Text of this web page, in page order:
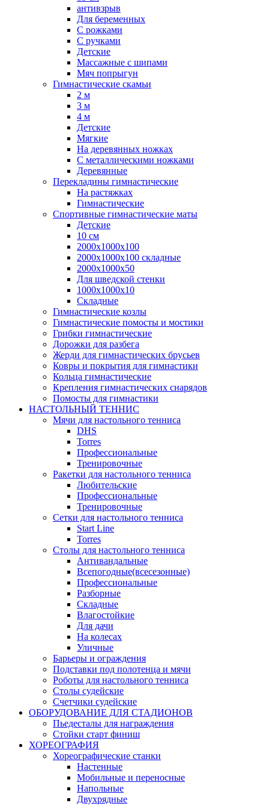
антивзрыв
Для беременных
С рожками
С ручками
Детские
Массажные с шипами
Мяч попрыгун
Гимнастические скамьи
2 м
3 м
4 м
Детские
Мягкие
На деревянных ножках
С металлическими ножками
Деревянные
Перекладины гимнастические
На растяжках
Гимнастические
Спортивные гимнастические маты
Детские
10 см
2000х1000х100
2000х1000х100 складные
2000х1000х50
Для шведской стенки
1000х1000х10
Складные
Гимнастические козлы
Гимнастические помосты и мостики
Грибки гимнастические
Дорожки для разбега
Жерди для гимнастических брусьев
Ковры и покрытия для гимнастики
Кольца гимнастические
Крепления гимнастических снарядов
Помосты для гимнастики
НАСТОЛЬНЫЙ ТЕННИС
Мячи для настольного тенниса
DHS
Torres
Профессиональные
Тренировочные
Ракетки для настольного тенниса
Любительские
Профессиональные
Тренировочные
Сетки для настольного тенниса
Start Line
Torres
Столы для настольного тенниса
Антивандальные
Всепогодные(всесезонные)
Профессиональные
Разборные
Складные
Влагостойкие
Для дачи
На колесах
Уличные
Барьеры и ограждения
Подставки под полотенца и мячи
Роботы для настольного тенниса
Столы судейские
Счетчики судейские
ОБОРУДОВАНИЕ ДЛЯ СТАДИОНОВ
Пьедесталы для награждения
Стойки старт финиш
ХОРЕОГРАФИЯ
Хореографические станки
Настенные
Мобильные и переносные
Напольные
Двухрядные